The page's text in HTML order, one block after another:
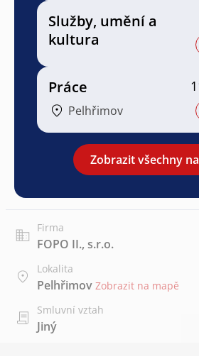
Služby, umění a
kultura
Práce
Pelhřimov
Zobrazit všechny
Firma
FOPO II., s.r.o.
Lokalita
Pelhřimov Zobrazit na mapě
Smluvní vztah
Jiný